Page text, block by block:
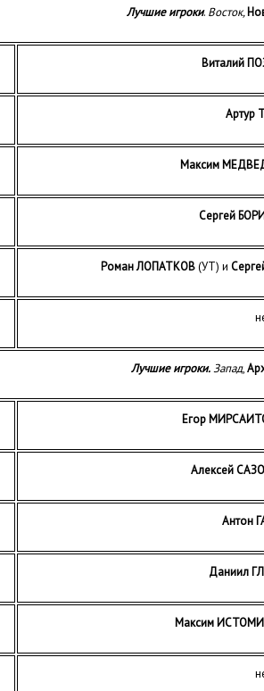
Лучшие игроки. Восток,
Виталий
Артур
Максим
Сергей
Роман ЛОПАТКОВ(УТ) и
Лучшие игроки. Запад,
Егор
Алексей
Антон
Даниил
Максим